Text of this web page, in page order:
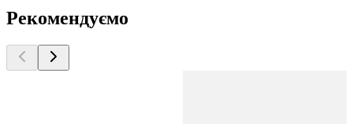
Рекомендуємо